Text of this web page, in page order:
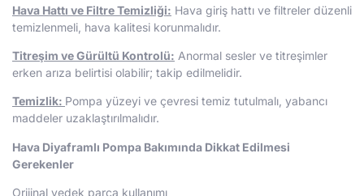
Hava Hattı ve Filtre Temizliği: Hava giriş hattı ve filtreler düzenli
temizlenmeli, hava kalitesi korunmalıdır.
Titreşim ve Gürültü Kontrolü: Anormal sesler ve titreşimler
erken arıza belirtisi olabilir; takip edilmelidir.
Temizlik: Pompa yüzeyi ve çevresi temiz tutulmalı, yabancı
maddeler uzaklaştırılmalıdır.
Hava Diyaframlı Pompa Bakımında Dikkat Edilmesi
Gerekenler
Orijinal yedek parça kullanımı